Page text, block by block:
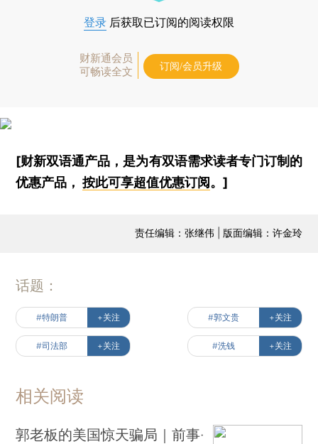
登录 后获取已订阅的阅读权限
财新通会员
可畅读全文
订阅/会员升级
[财新双语通产品，是为有双语需求读者专门订制的
优惠产品，按此可享超值优惠订阅 。]
责任编辑：张继伟 | 版面编辑：许金玲
话题：
#特朗普 +关注 #郭文贵 +关注
#司法部 +关注 #洗钱 +关注
相关阅读
郭老板的美国惊天骗局｜前事·